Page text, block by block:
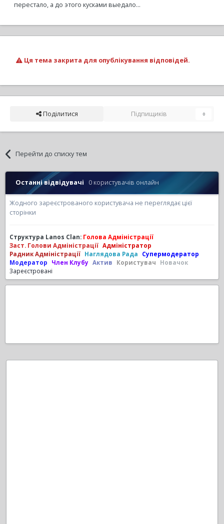
перестало, а до этого кусками выедало...
Ця тема закрита для опублікування відповідей.
Поділитися Підпищиків 0
Перейти до списку тем
Останні відвідувачі 0 користувачів онлайн
Жодного зареєстрованого користувача не переглядає цієї
сторінки
Структура Lanos Clan: Голова Адміністрації
Заст. Голови Адміністрації Адміністратор
Радник Адміністрації Наглядова Рада
Супермодератор
Модератор
Член Клубу Актив Користувач
Новачок
Зареєстровані